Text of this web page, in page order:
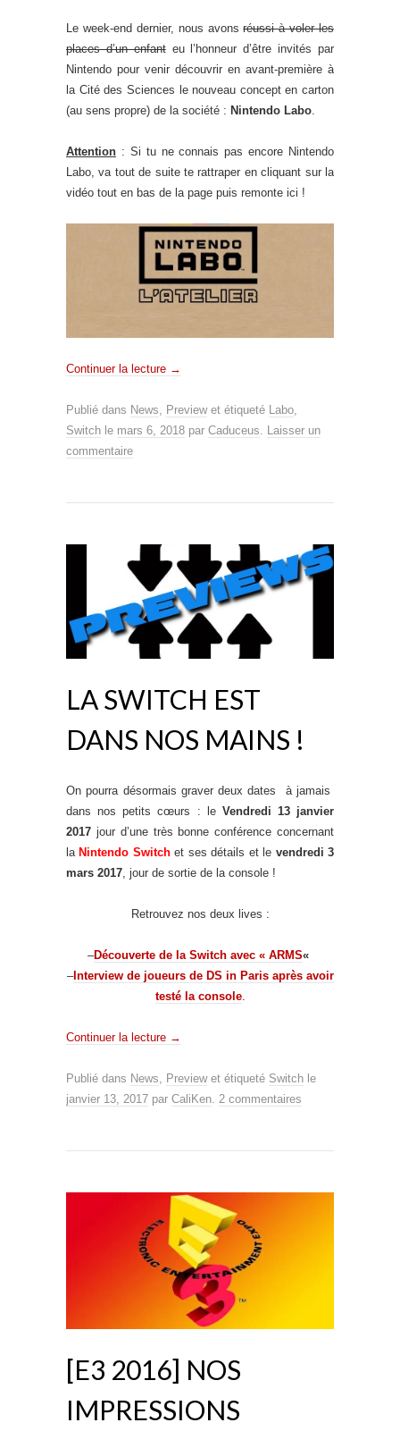
Le week-end dernier, nous avonsréussi à voler les
places d’un enfanteu l’honneur d’être invités par
Nintendo pour venir découvrir en avant-première à
la Cité des Sciences le nouveau concept en carton
(au sens propre) de la société : Nintendo Labo
Attention : Si tu ne connais pas encore Nintendo
Labo, va tout de suite te rattraper en cliquant sur la
vidéo tout en bas de la page puis remonte ici !
Continuer la lecture →
Publié dans News, Previewet étiqueté Labo,
Switch le mars 6, 2018 par Caduceus. Laisser un
commentaire
LA SWITCH EST
DANS NOS MAINS !
On pourra désormais graver deux dates à jamais
dans nos petits cœurs : le Vendredi 13 janvier
2017 jour d’une très bonne conférence concernant
la Nintendo Switchet ses détails et le vendredi 3
mars 2017, jour de sortie de la console !
Retrouvez nos deux lives :
–Découverte de la Switch avec « ARMS«
–Interview de joueurs de DS in Paris après avoir
testé la console.
Continuer la lecture →
Publié dans News, Previewet étiqueté Switch le
janvier 13, 2017 par CaliKen. 2 commentaires
[E3 2016] NOS
IMPRESSIONS